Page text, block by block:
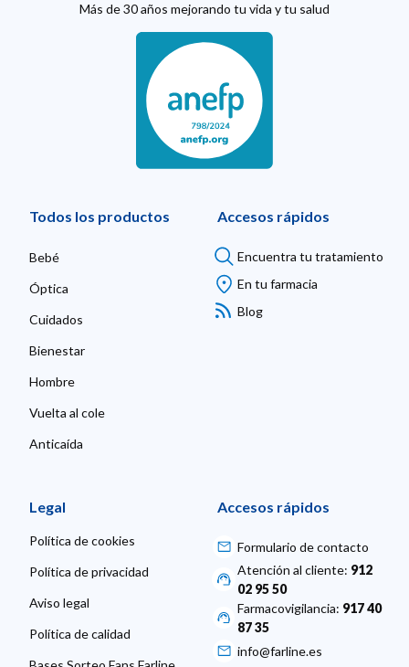
Más de 30 años mejorando tu vida y tu salud
Todos los productos
Bebé
Óptica
Cuidados
Bienestar
Hombre
Vuelta al cole
Anticaída
Accesos rápidos
Encuentra tu tratamiento
En tu farmacia
Blog
Legal
Política de cookies
Política de privacidad
Aviso legal
Política de calidad
Accesos rápidos
Formulario de contacto
Atención al cliente: 912
02 95 50
Farmacovigilancia: 917 40
87 35
info@farline.es